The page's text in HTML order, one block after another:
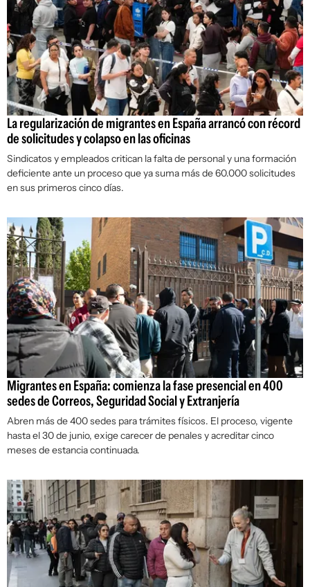
La regularización de migrantes en España arrancó con récord
de solicitudes y colapso en las oficinas
Sindicatos y empleados critican la falta de personal y una formación
deficiente ante un proceso que ya suma más de 60.000 solicitudes
en sus primeros cinco días.
Migrantes en España: comienza la fase presencial en 400
sedes de Correos, Seguridad Social y Extranjería
Abren más de 400 sedes para trámites físicos. El proceso, vigente
hasta el 30 de junio, exige carecer de penales y acreditar cinco
meses de estancia continuada.